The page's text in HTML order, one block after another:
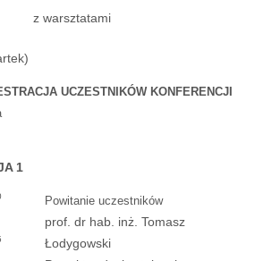
z warsztatami
UCZESTNIKÓW KONFERENCJI
1
Powitanie uczestników
prof. dr hab. inż. Tomasz
Łodygowski